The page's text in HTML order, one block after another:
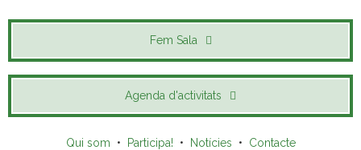
Fem Sala
Agenda d'activitats
Qui som • Participa! • Notícies • Contacte